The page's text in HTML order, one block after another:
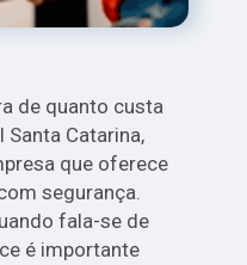
de quanto custa
Catarina,
que oferece
segurança.
fala-se de
é importante